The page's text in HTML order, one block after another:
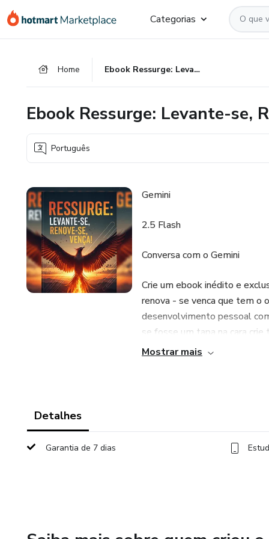
para
para
para
Categorias
Home Ebook Ressurge: Levante-se, Renove-se, Vença!
Ebook Ressurge: Levante-se,
Português
Gemini
2.5 Flash
Conversa com o Gemini
Crie um ebook inédito e
renova - se venca que tem o
desenvolvimento pessoal
se fosse um tapa na cara
injusta e, muitas vezes, vai
Mostrar mais
Detalhes
Garantia de 7 dias